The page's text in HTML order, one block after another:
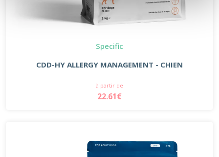
Specific
CDD-HY ALLERGY MANAGEMENT - CHIEN
à partir de
22.61€